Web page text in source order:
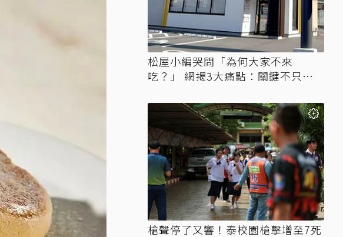
松屋小編哭問「為何大家不來
吃？」 網揭3大痛點：關鍵不只價
槍聲停了又響！泰校園槍擊增至7死